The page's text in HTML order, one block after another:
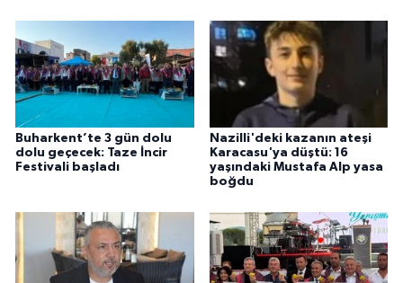
Buharkent’te 3 gün dolu
dolu geçecek: Taze İncir
Festivali başladı
Nazilli'deki kazanın ateşi
Karacasu'ya düştü: 16
yaşındaki Mustafa Alp yasa
boğdu